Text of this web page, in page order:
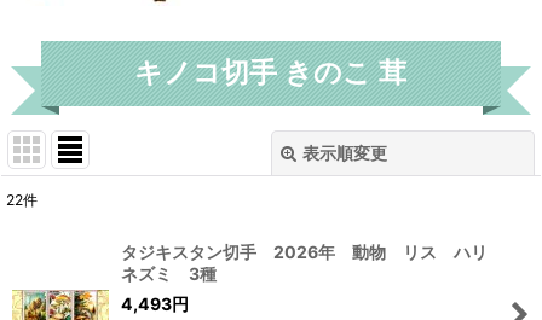
キノコ切手 きのこ 茸
表示順変更
22件
タジキスタン切手 2026年 動物 リス ハリ
ネズミ 3種
4,493円